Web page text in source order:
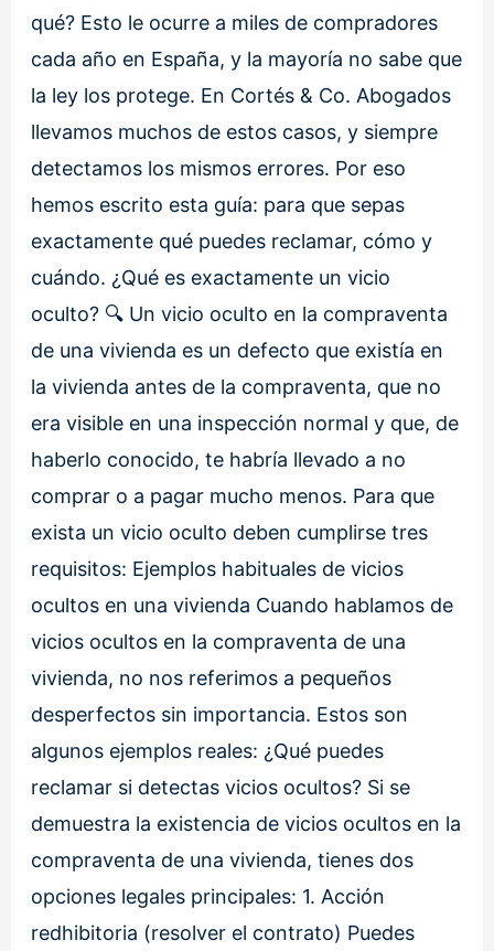
qué? Esto le ocurre a miles de compradores
cada año en España, y la mayoría no sabe que
la ley los protege. En Cortés & Co. Abogados
llevamos muchos de estos casos, y siempre
detectamos los mismos errores. Por eso
hemos escrito esta guía: para que sepas
exactamente qué puedes reclamar, cómo y
cuándo. ¿Qué es exactamente un vicio
oculto? 🔍 Un vicio oculto en la compraventa
de una vivienda es un defecto que existía en
la vivienda antes de la compraventa, que no
era visible en una inspección normal y que, de
haberlo conocido, te habría llevado a no
comprar o a pagar mucho menos. Para que
exista un vicio oculto deben cumplirse tres
requisitos: Ejemplos habituales de vicios
ocultos en una vivienda Cuando hablamos de
vicios ocultos en la compraventa de una
vivienda, no nos referimos a pequeños
desperfectos sin importancia. Estos son
algunos ejemplos reales: ¿Qué puedes
reclamar si detectas vicios ocultos? Si se
demuestra la existencia de vicios ocultos en la
compraventa de una vivienda, tienes dos
opciones legales principales: 1. Acción
redhibitoria (resolver el contrato) Puedes